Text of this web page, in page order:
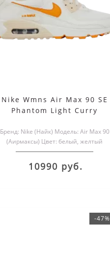
Nike Wmns Air Max 90 SE
Phantom Light Curry
Бренд: Nike (Найк) Модель: Air Max 90
(Аирмаксы) Цвет: белый, желтый
Размеры обуви: мужские..
10990 руб.
-47%